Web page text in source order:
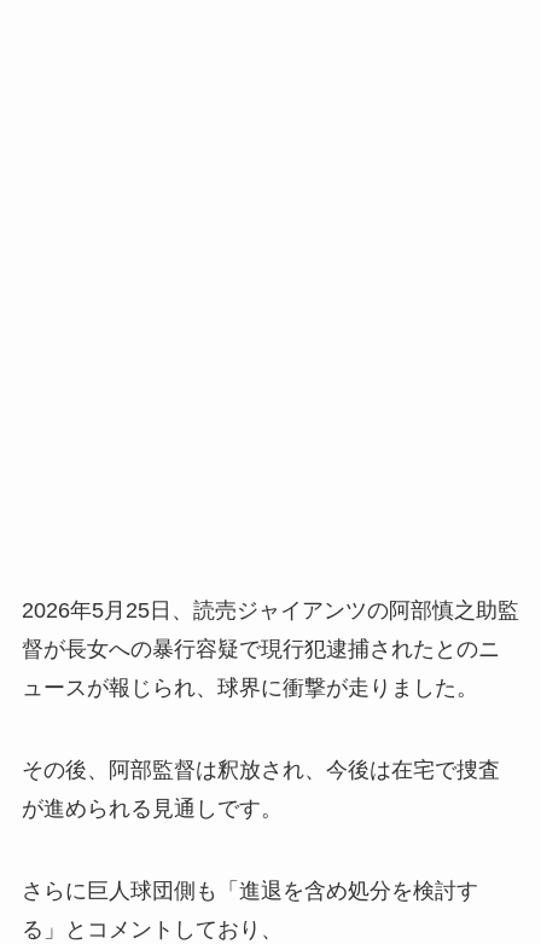
2026年5月25日、読売ジャイアンツの阿部慎之助監
督が長女への暴行容疑で現行犯逮捕されたとのニ
ュースが報じられ、球界に衝撃が走りました。
その後、阿部監督は釈放され、今後は在宅で捜査
が進められる見通しです。
さらに巨人球団側も「進退を含め処分を検討す
る」とコメントしており、